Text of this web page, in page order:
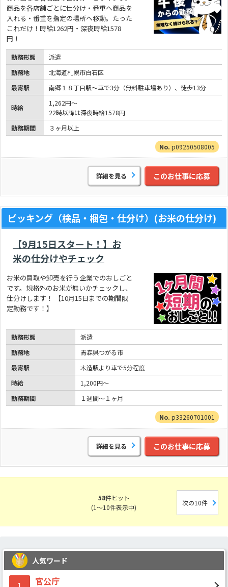
商品を各店舗ごとに仕分け・番重へ商品を
入れる・番重を指定の場所へ移動。たった
これだけ！時給1262円・深夜時給1578
円！
勤務形態
派遣
勤務地
北海道札幌市白石区
最寄駅
南郷１８丁目駅～車で3分（無料駐車場あり）、徒歩13分
時給
1,262円～
22時以降は深夜時給1578円
勤務期間
３ヶ月以上
p09250508005
詳細を見る このお仕事に応募
ピッキング（検品・梱包・仕分け）(お米の仕分け)
【9月15日スタート！】お
米の仕分けやチェック
お米の買取や卸売を行う企業でのおしごと
です。規格外のお米が無いかチェックし、
仕分けします！ 【10月15日までの期間限
定勤務です！】
勤務形態
派遣
勤務地
青森県つがる市
最寄駅
木造駅より車で5分程度
時給
1,200円～
勤務期間
１週間～１ヶ月
p33260701001
詳細を見る このお仕事に応募
58件ヒット
(1～10件表示中)
次の10件
人気ワード
官公庁